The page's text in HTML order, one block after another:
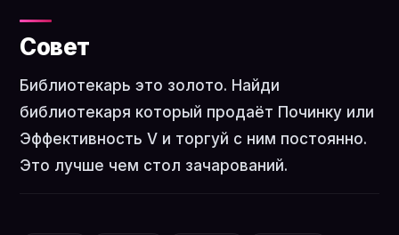
Совет
Библиотекарь это золото. Найди
библиотекаря который продаёт Починку или
Эффективность V и торгуй с ним постоянно.
Это лучше чем стол зачарований.